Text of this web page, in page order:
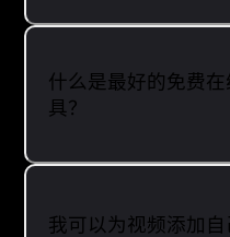
什么是最好的免费
具？
我可以为视频添加自